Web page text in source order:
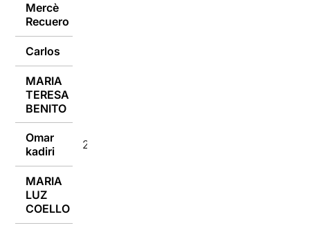
Mercè
Recuero
Carlos
MARIA
TERESA
BENITO
Omar
kadiri
23/01/2017
MARIA
LUZ
COELLO